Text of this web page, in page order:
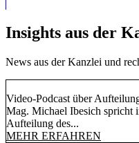
Insights aus der
News aus der Kanzlei und
Video-Podcast über
Mag. Michael Ibesich spricht
Aufteilung des...
MEHR ERFAHREN